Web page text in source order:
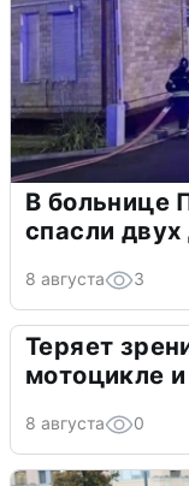
В больнице
спасли двух
8 августа 3
Теряет
мотоцикле
8 августа 0